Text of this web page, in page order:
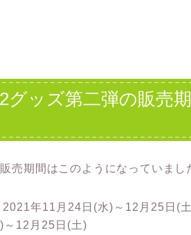
グッズ第二弾の販売
売期間はこのようになっていまし
年11月24日(水)～12月25日(
～12月25日(土)